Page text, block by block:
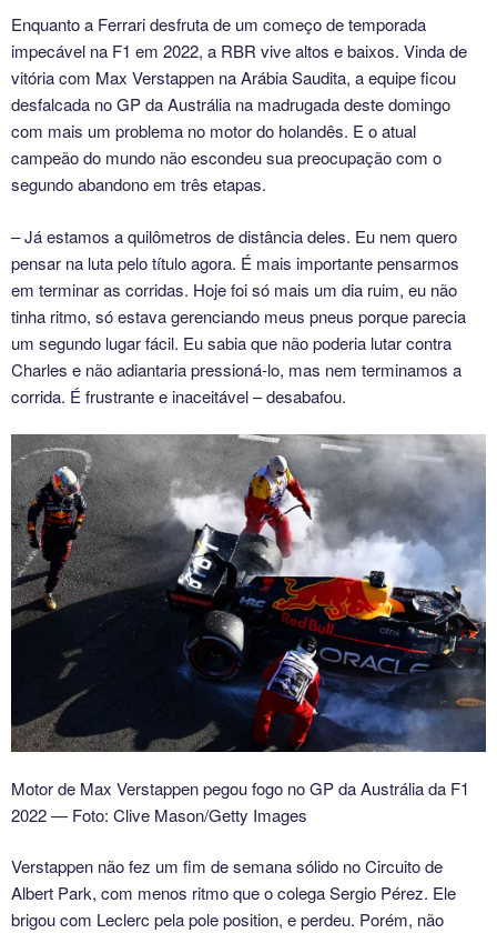
Enquanto a Ferrari desfruta de um começo de temporada
impecável na F1 em 2022, a RBR vive altos e baixos. Vinda de
vitória com Max Verstappen na Arábia Saudita, a equipe ficou
desfalcada no GP da Austrália na madrugada deste domingo
com mais um problema no motor do holandês. E o atual
campeão do mundo não escondeu sua preocupação com o
segundo abandono em três etapas.
– Já estamos a quilômetros de distância deles. Eu nem quero
pensar na luta pelo título agora. É mais importante pensarmos
em terminar as corridas. Hoje foi só mais um dia ruim, eu não
tinha ritmo, só estava gerenciando meus pneus porque parecia
um segundo lugar fácil. Eu sabia que não poderia lutar contra
Charles e não adiantaria pressioná-lo, mas nem terminamos a
corrida. É frustrante e inaceitável – desabafou.
Motor de Max Verstappen pegou fogo no GP da Austrália da F1
2022 — Foto: Clive Mason/Getty Images
Verstappen não fez um fim de semana sólido no Circuito de
Albert Park, com menos ritmo que o colega Sergio Pérez. Ele
brigou com Leclerc pela pole position, e perdeu. Porém, não